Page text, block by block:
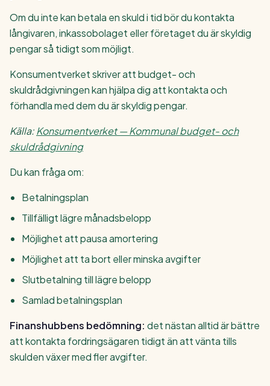
Om du inte kan betala en skuld i tid bör du kontakta
långivaren, inkassobolaget eller företaget du är skyldig
pengar så tidigt som möjligt.
Konsumentverket skriver att budget- och
skuldrådgivningen kan hjälpa dig att kontakta och
förhandla med dem du är skyldig pengar.
Källa:Konsumentverket — Kommunal budget- och
skuldrådgivning
Du kan fråga om:
Betalningsplan
Tillfälligt lägre månadsbelopp
Möjlighet att pausa amortering
Möjlighet att ta bort eller minska avgifter
Slutbetalning till lägre belopp
Samlad betalningsplan
Finanshubbens bedömning: det nästan alltid är bättre
att kontakta fordringsägaren tidigt än att vänta tills
skulden växer med fler avgifter.